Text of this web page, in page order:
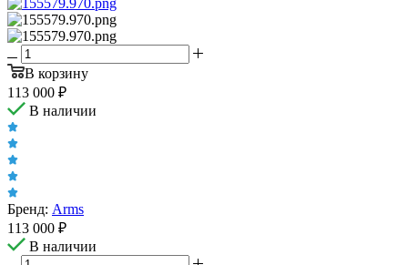
В корзину
113 000 ₽
В наличии
Бренд: Arms
113 000 ₽
В наличии